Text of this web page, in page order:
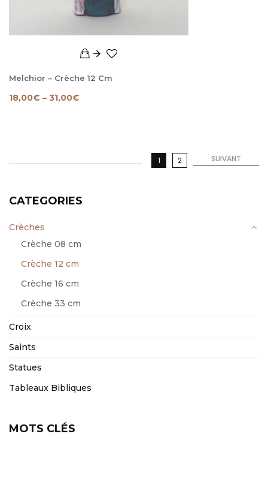
CATEGORIES
Crèches
Crèche 08 cm
Crèche 12 cm
Crèche 16 cm
Crèche 33 cm
Croix
Saints
Statues
Tableaux Bibliques
MOTS CLÉS
Melchior – Crèche 12 Cm
18,00€ – 31,00€
1 2 SUIVANT